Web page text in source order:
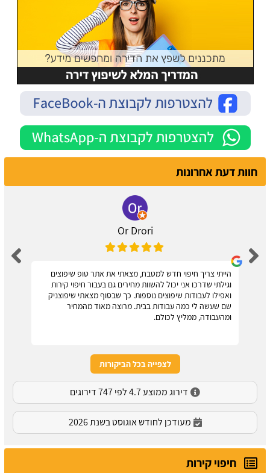
חוות דעת אחרונות
Or Drori
הייתי צריך חיפוי חדש למטבח, מצאתי את אתר טופ שיפוצים
וגילתי שדרכו אני יכול להשוות מחירים גם בעבור חיפוי קירות
ואפילו לעבודות שיפוצים נוספות. כך שבסוף מצאתי שיפוצניק
שם שעשה לי כמה עבודות בבית. מרוצה מאוד מהמחיר
ומהעבודה, ממליץ לכולם.
לצפייה בכל הביקורות
דירוג ממוצע 4.7 לפי 747 דירוגים
מעודכן לחודש אוגוסט בשנת 2026
חיפוי קירות